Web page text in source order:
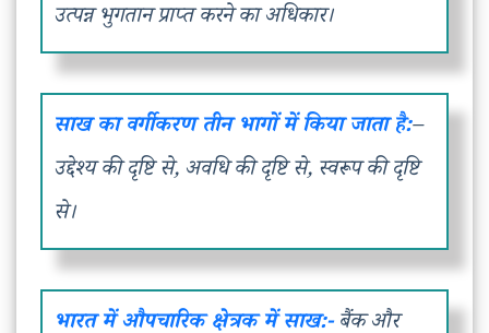
उत्पन्न भुगतान प्राप्त करने का अधिकार।
साख का वर्गीकरण तीन भागों में किया जाता है:–
उद्देश्य की दृष्टि से, अवधि की दृष्टि से, स्वरूप की दृष्टि
से।
भारत में औपचारिक क्षेत्रक में साख:-बैंक और